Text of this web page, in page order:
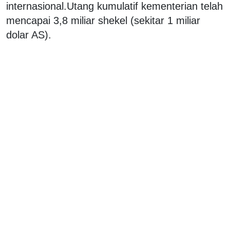
internasional.Utang kumulatif kementerian telah
mencapai 3,8 miliar shekel (sekitar 1 miliar
dolar AS).